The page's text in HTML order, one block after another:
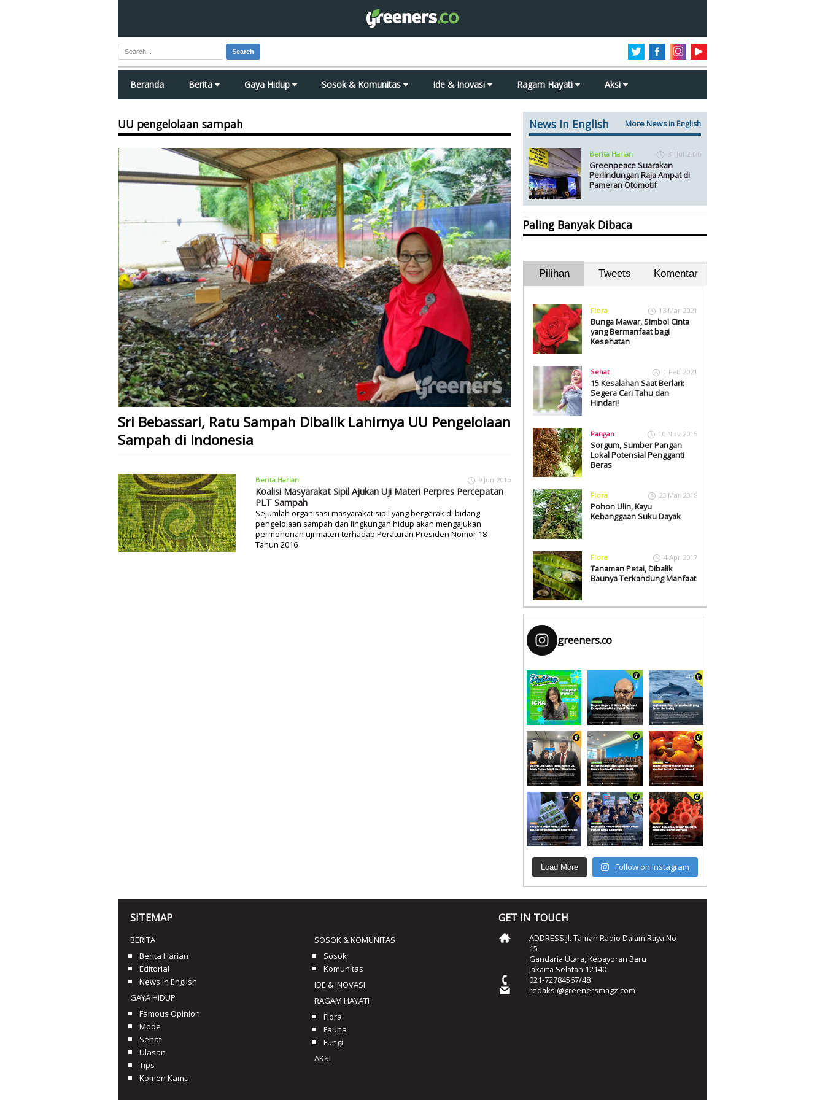
Search
Beranda Berita Gaya Hidup Sosok & Komunitas Ide & Inovasi Ragam Hayati Aksi
UU pengelolaan sampah
Sri Bebassari, Ratu Sampah Dibalik Lahirnya UU Pengelolaan
Sampah di Indonesia
Berita Harian 9 Jun 2016
Koalisi Masyarakat Sipil Ajukan Uji Materi Perpres Percepatan
PLT Sampah
Sejumlah organisasi masyarakat sipil yang bergerak di bidang
pengelolaan sampah dan lingkungan hidup akan mengajukan
permohonan uji materi terhadap Peraturan Presiden Nomor 18
Tahun 2016
News In English More News in English
Berita Harian 31 Jul 2026
Greenpeace Suarakan
Perlindungan Raja Ampat di
Pameran Otomotif
Paling Banyak Dibaca
Pilihan Tweets Komentar
Flora 13 Mar 2021
Bunga Mawar, Simbol Cinta
yang Bermanfaat bagi
Kesehatan
Sehat 1 Feb 2021
15 Kesalahan Saat Berlari:
Segera Cari Tahu dan
Hindari!
Pangan 10 Nov 2015
Sorgum, Sumber Pangan
Lokal Potensial Pengganti
Beras
Flora 23 Mar 2018
Pohon Ulin, Kayu
Kebanggaan Suku Dayak
Flora 4 Apr 2017
Tanaman Petai, Dibalik
Baunya Terkandung Manfaat
greeners.co
Load More Follow on Instagram
SITEMAP
BERITA
Berita Harian
Editorial
News In English
GAYA HIDUP
Famous Opinion
Mode
Sehat
Ulasan
Tips
Komen Kamu
SOSOK & KOMUNITAS
Sosok
Komunitas
IDE & INOVASI
RAGAM HAYATI
Flora
Fauna
Fungi
AKSI
GET IN TOUCH
ADDRESS Jl. Taman Radio Dalam Raya No
15
Gandaria Utara, Kebayoran Baru
Jakarta Selatan 12140
021-72784567/48
redaksi@greenersmagz.com